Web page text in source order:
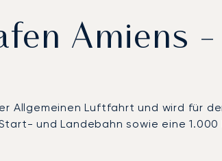
Amiens
Allgemeinen Luftfahrt und wird für
und Landebahn sowie eine